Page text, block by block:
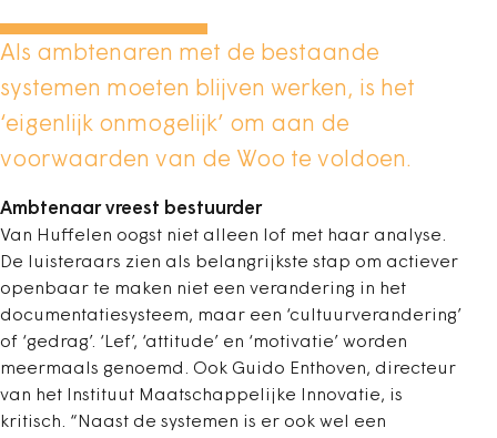
Als ambtenaren met de bestaande
systemen moeten blijven werken, is het
‘eigenlijk onmogelijk’ om aan de
voorwaarden van de Woo te voldoen.
Ambtenaar vreest bestuurder
Van Huffelen oogst niet alleen lof met haar analyse.
De luisteraars zien als belangrijkste stap om actiever
openbaar te maken niet een verandering in het
documentatiesysteem, maar een ‘cultuurverandering’
of ‘gedrag’. ‘Lef’, ‘attitude’ en ‘motivatie’ worden
meermaals genoemd. Ook Guido Enthoven, directeur
van het Instituut Maatschappelijke Innovatie, is
kritisch. “Naast de systemen is er ook wel een